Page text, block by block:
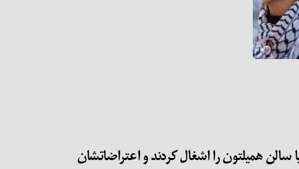
سالن همیلتون را اشغال کردند و اعتراضاتشان